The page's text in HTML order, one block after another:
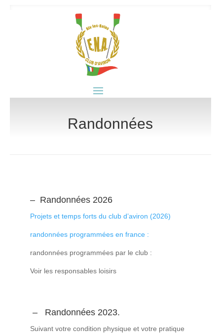
Randonnées
– Randonnées 2026
Projets et temps forts du club d’aviron (2026)
randonnées programmées en france :
randonnées programmées par le club :
Voir les responsables loisirs
– Randonnées 2023.
Suivant votre condition physique et votre pratique